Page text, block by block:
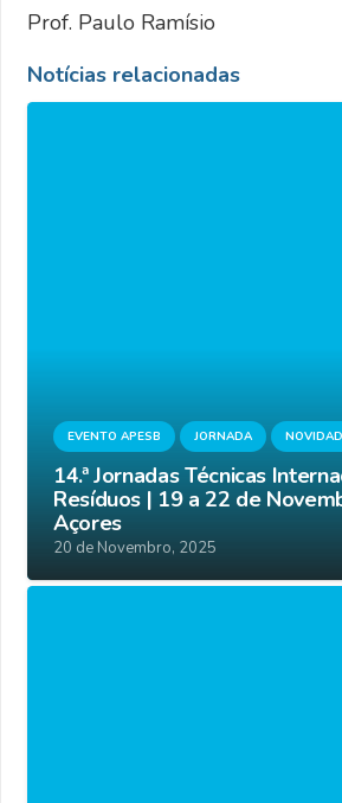
Prof. Paulo Ramísio
Notícias relacionadas
EVENTO APESB JORNADA
14.ª Jornadas Técnicas
Resíduos | 19 a 22 de
Açores
20 de Novembro, 2025